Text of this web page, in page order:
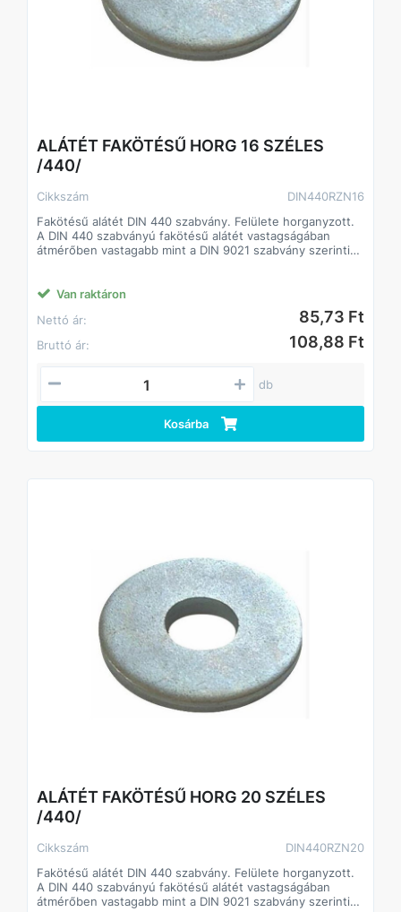
ALÁTÉT FAKÖTÉSŰ HORG 16 SZÉLES
/440/
Cikkszám
DIN440RZN16
Fakötésű alátét DIN 440 szabvány. Felülete horganyzott.
A DIN 440 szabványú fakötésű alátét vastagságában
átmérőben vastagabb mint a DIN 9021 szabvány szerinti
Csökkenti a csavarok lazulásának esélyét
Javítja a csavarok terhelhetőségét, így kisebb méretű
csavarok is megfelelő teljesítményt biztosíthatnak.
Van raktáron
Nettó ár:
85,73 Ft
Bruttó ár: 108,88 Ft
db
Kosárba
ALÁTÉT FAKÖTÉSŰ HORG 20 SZÉLES
/440/
Cikkszám
DIN440RZN20
Fakötésű alátét DIN 440 szabvány. Felülete horganyzott.
A DIN 440 szabványú fakötésű alátét vastagságában
átmérőben vastagabb mint a DIN 9021 szabvány szerinti